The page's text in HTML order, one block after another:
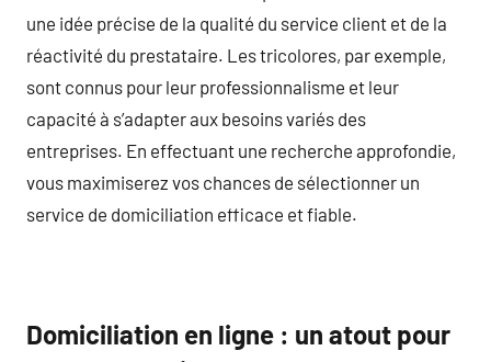
une idée précise de la qualité du service client et de la
réactivité du prestataire. Les tricolores, par exemple,
sont connus pour leur professionnalisme et leur
capacité à s’adapter aux besoins variés des
entreprises. En effectuant une recherche approfondie,
vous maximiserez vos chances de sélectionner un
service de domiciliation efficace et fiable.
Domiciliation en ligne : un atout pour